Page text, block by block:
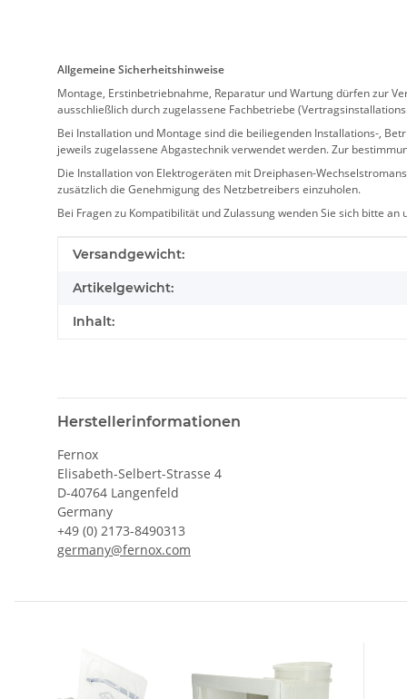
Allgemeine Sicherheitshinweise
Montage, Erstinbetriebnahme, Reparatur und Wartung dürfen zur
ausschließlich durch zugelassene Fachbetriebe
Bei Installation und Montage sind die beiliegenden Installations-,
jeweils zugelassene Abgastechnik verwendet werden. Zur
Die Installation von Elektrogeräten mit Dreiphasen-
zusätzlich die Genehmigung des Netzbetreibers einzuholen.
Bei Fragen zu Kompatibilität und Zulassung wenden Sie sich bitte an
Produkteigenschaft
Wert
Versandgewicht:
Artikelgewicht:
Inhalt:
Herstellerinformationen
Fernox
Elisabeth-Selbert-Strasse 4
D-40764 Langenfeld
Germany
+49 (0) 2173-8490313
germany@fernox.com